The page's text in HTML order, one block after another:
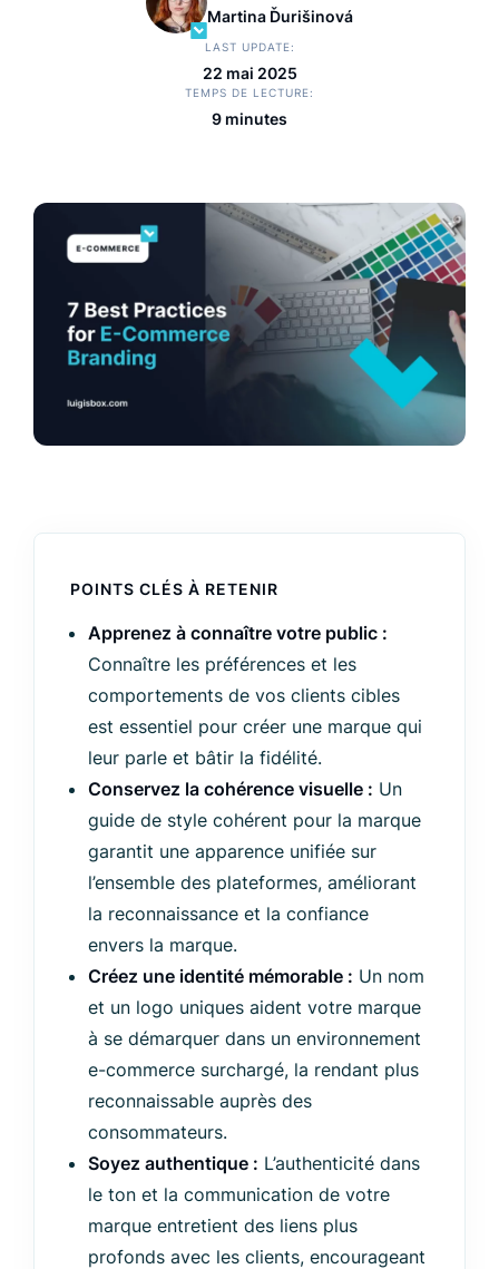
Martina Ďurišinová
LAST UPDATE
22 mai 2025
TEMPS DE LECTURE
9 minutes
POINTS CLÉS À RETENIR
Apprenez à connaître votre public :
Connaître les préférences et les
comportements de vos clients cibles
est essentiel pour créer une marque qui
leur parle et bâtir la fidélité.
Conservez la cohérence visuelle : Un
guide de style cohérent pour la marque
garantit une apparence unifiée sur
l’ensemble des plateformes, améliorant
la reconnaissance et la confiance
envers la marque.
Créez une identité mémorable : Un nom
et un logo uniques aident votre marque
à se démarquer dans un environnement
e-commerce surchargé, la rendant plus
reconnaissable auprès des
consommateurs.
Soyez authentique : L’authenticité dans
le ton et la communication de votre
marque entretient des liens plus
profonds avec les clients, encourageant